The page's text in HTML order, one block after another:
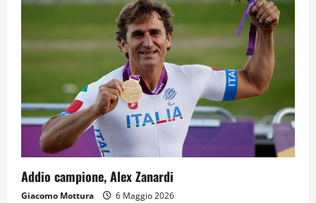
Addio campione, Alex Zanardi
Giacomo Mottura 6 Maggio 2026